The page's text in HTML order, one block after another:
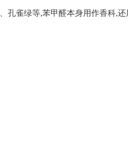
孔雀绿等,苯甲醛本身用作香科,还